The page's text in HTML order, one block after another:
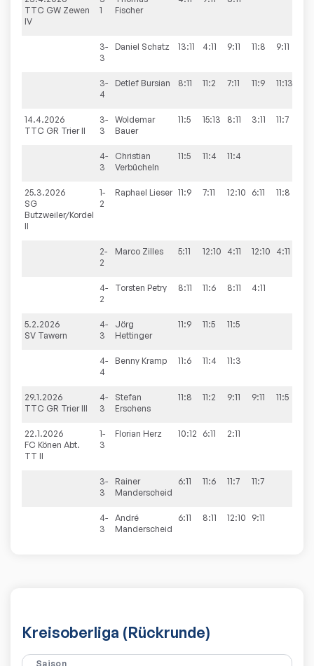
TTC GW Zewen
IV
1
Fischer
3-
3
Daniel Schatz 13:11 4:11 9:11 11:8 9:11
3-
4
Detlef Bursian 8:11 11:2 7:11 11:9 11:13
14.4.2026
TTC GR Trier II
3-
3
Woldemar
Bauer
11:5 15:13 8:11 3:11 11:7
4-
3
Christian
Verbücheln
11:5 11:4 11:4
25.3.2026
SG
Butzweiler/Kordel
II
1-
2
Raphael Lieser 11:9 7:11 12:10 6:11 11:8
2-
2
Marco Zilles 5:11 12:10 4:11 12:10 4:11
4-
2
Torsten Petry 8:11 11:6 8:11 4:11
5.2.2026
SV Tawern
4-
3
Jörg
Hettinger
11:9 11:5 11:5
4-
4
Benny Kramp 11:6 11:4 11:3
29.1.2026
TTC GR Trier III
4-
3
Stefan
Erschens
11:8 11:2 9:11 9:11 11:5
22.1.2026
FC Könen Abt.
TT II
1-
3
Florian Herz 10:12 6:11 2:11
3-
3
Rainer
Manderscheid
6:11 11:6 11:7 11:7
4-
3
André
Manderscheid
6:11 8:11 12:10 9:11
Kreisoberliga (Rückrunde)
Saison